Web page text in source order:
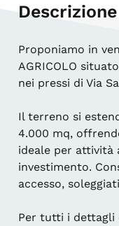
Descrizione
Proponiamo in
AGRICOLO
nei pressi di Via
Il terreno si
4.000 mq,
ideale per attività
investimento.
accesso,
Per tutti i dettagli